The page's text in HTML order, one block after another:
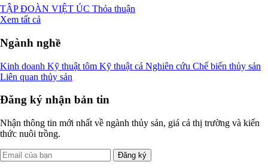
TẬP ĐOÀN VIỆT ÚC Thỏa thuận
Xem tất cả
Ngành nghề
Kinh doanh Kỹ thuật tôm Kỹ thuật cá Nghiên cứu Chế biến thủy sản
Liên quan thủy sản
Đăng ký nhận bản tin
Nhận thông tin mới nhất về ngành thủy sản, giá cả thị trường và kiến
thức nuôi trồng.
Đăng ký